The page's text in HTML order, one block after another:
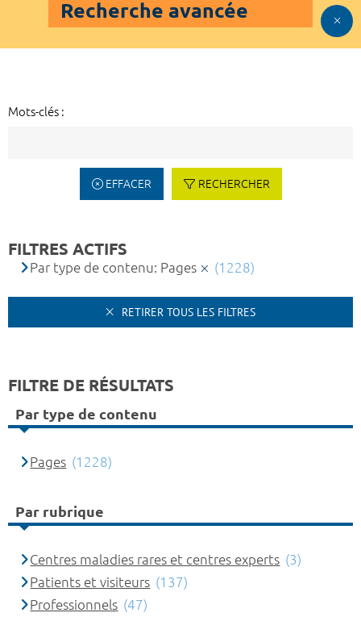
Recherche avancée
Mots-clés :
EFFACER RECHERCHER
FILTRES ACTIFS
Par type de contenu: Pages (1228)
RETIRER TOUS LES FILTRES
FILTRE DE RÉSULTATS
Par type de contenu
Pages (1228)
Par rubrique
Centres maladies rares et centres experts (3)
Patients et visiteurs (137)
Professionnels (47)